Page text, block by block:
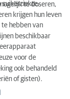
suikerziekte.te doseren,
krijgen hun leven
te hebben van
beschikbaar
voor de
ook behandeld
of gisten).